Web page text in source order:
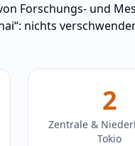
Forschungs- und
nichts
2
Zentrale &
Tokio